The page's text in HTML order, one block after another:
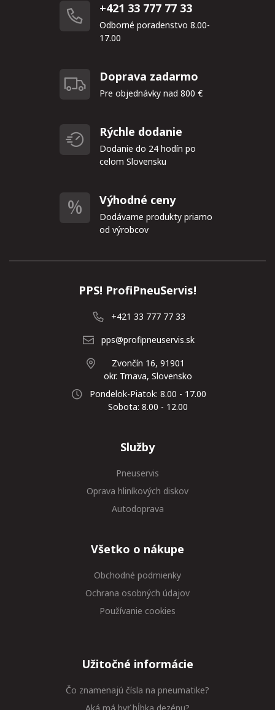
+421 33 777 77 33
Odborné poradenstvo 8.00-
17.00
Doprava zadarmo
Pre objednávky nad 800 €
Rýchle dodanie
Dodanie do 24 hodín po
celom Slovensku
Výhodné ceny
Dodávame produkty priamo
od výrobcov
PPS! ProfiPneuServis!
+421 33 777 77 33
pps@profipneuservis.sk
Zvončín 16, 91901
okr. Trnava, Slovensko
Pondelok-Piatok: 8.00 - 17.00
Sobota: 8.00 - 12.00
Služby
Pneuservis
Oprava hliníkových diskov
Autodoprava
Všetko o nákupe
Obchodné podmienky
Ochrana osobných údajov
Používanie cookies
Užitočné informácie
Čo znamenajú čísla na pneumatike?